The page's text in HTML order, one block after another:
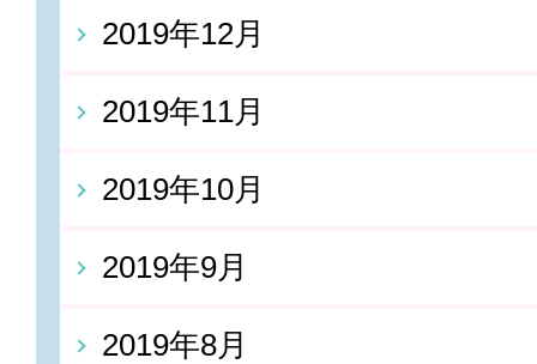
2019年12月
2019年11月
2019年10月
2019年9月
2019年8月